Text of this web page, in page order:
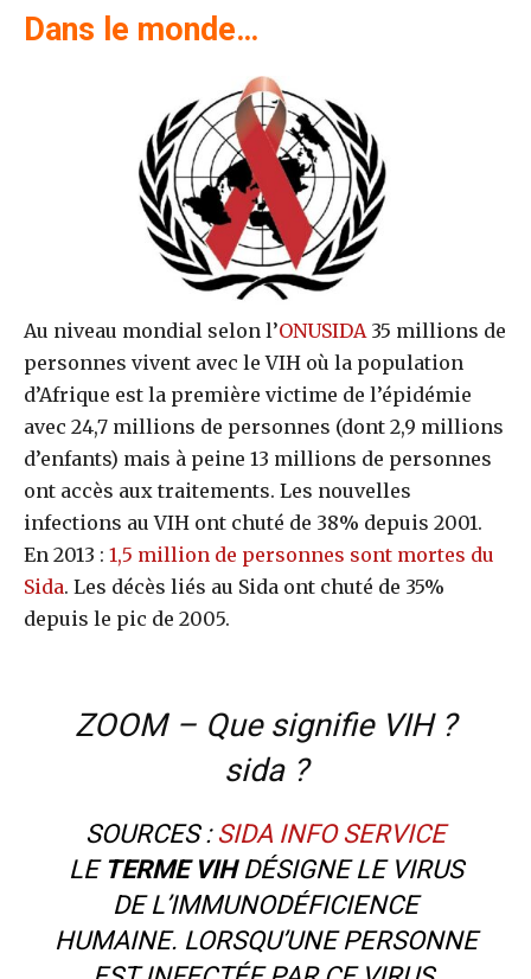
Dans le monde…
Au niveau mondial selon l’ONUSIDA 35 millions de
personnes vivent avec le VIH où la population
d’Afrique est la première victime de l’épidémie
avec 24,7 millions de personnes (dont 2,9 millions
d’enfants) mais à peine 13 millions de personnes
ont accès aux traitements. Les nouvelles
infections au VIH ont chuté de 38% depuis 2001.
En 2013 : 1,5 million de personnes sont mortes du
Sida. Les décès liés au Sida ont chuté de 35%
depuis le pic de 2005.
ZOOM – Que signifie VIH ?
sida ?
SOURCES :SIDA INFO SERVICE
LE TERME VIHDÉSIGNE LE VIRUS
DE L’IMMUNODÉFICIENCE
HUMAINE. LORSQU’UNE PERSONNE